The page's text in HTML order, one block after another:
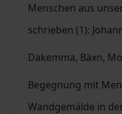
Menschen aus
schrieben (1):
Dakemma, Bäxn,
Begegnung mit
Wandgemälde in